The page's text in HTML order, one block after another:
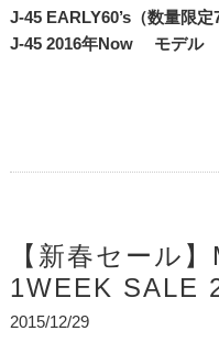
J-45 EARLY60’s（数量限定
J-45 2016年Now モデル
【新春セール
1WEEK SALE
2015/12/29